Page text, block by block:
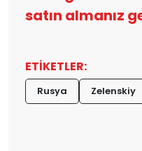
satın almanız
ETİKETLER:
Rusya Zelenskiy